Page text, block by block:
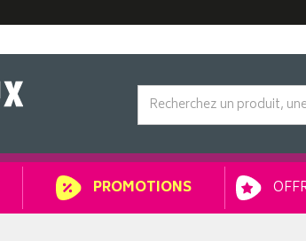
PROMOTIONS